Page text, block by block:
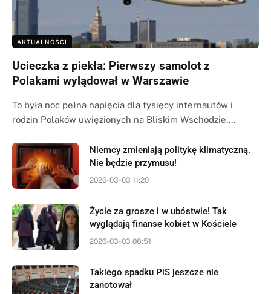
AKTUALNOŚCI
Ucieczka z piekła: Pierwszy samolot z
Polakami wylądował w Warszawie
To była noc pełna napięcia dla tysięcy internautów i
rodzin Polaków uwięzionych na Bliskim Wschodzie.…
Niemcy zmieniają politykę klimatyczną.
Nie będzie przymusu!
2026-03-03 11:20
Życie za grosze i w ubóstwie! Tak
wyglądają finanse kobiet w Kościele
2026-03-03 08:51
Takiego spadku PiS jeszcze nie
zanotował